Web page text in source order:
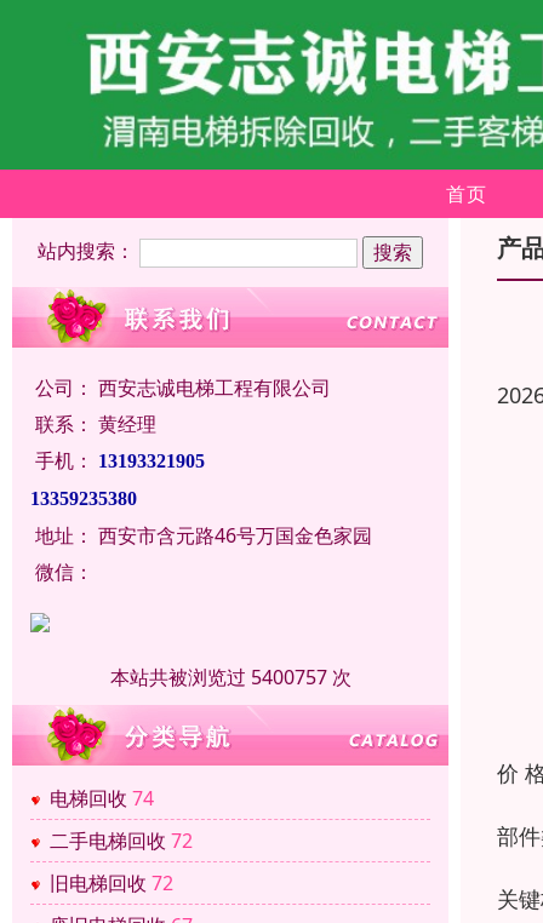
首页
站内搜索：
公司： 西安志诚电梯工程有限公司
联系： 黄经理
手机：
13193321905
13359235380
地址： 西安市含元路46号万国金色家园
微信：
本站共被浏览过 5400757 次
电梯回收 74
二手电梯回收 72
旧电梯回收 72
产
价
部
关